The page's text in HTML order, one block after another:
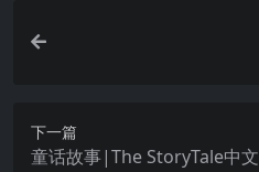
下一篇
童话故事|The StoryTale中文